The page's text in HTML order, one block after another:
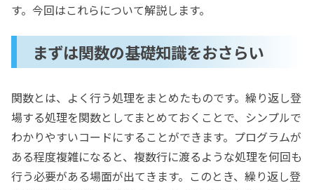
す。今回はこれらについて解説します。
まずは関数の基礎知識をおさらい
関数とは、よく行う処理をまとめたものです。繰り返し登
場する処理を関数としてまとめておくことで、シンプルで
わかりやすいコードにすることができます。プログラムが
ある程度複雑になると、複数行に渡るような処理を何回も
行う必要がある場面が出てきます。このとき、繰り返し登